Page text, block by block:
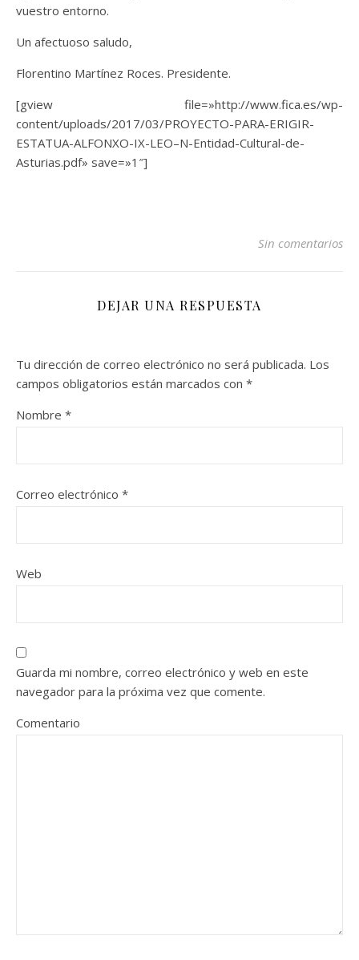
vuestro entorno.
Un afectuoso saludo,
Florentino Martínez Roces. Presidente.
[gview file=»http://www.fica.es/wp-
content/uploads/2017/03/PROYECTO-PARA-ERIGIR-
ESTATUA-ALFONXO-IX-LEO–N-Entidad-Cultural-de-
Asturias.pdf» save=»1″]
Sin comentarios
DEJAR UNA RESPUESTA
Tu dirección de correo electrónico no será publicada. Los
campos obligatorios están marcados con *
Nombre *
Correo electrónico *
Web
Guarda mi nombre, correo electrónico y web en este
navegador para la próxima vez que comente.
Comentario